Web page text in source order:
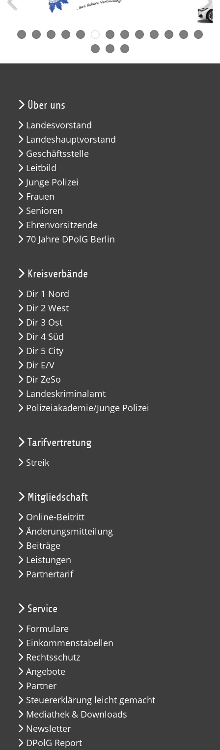
Über uns
Landesvorstand
Landeshauptvorstand
Geschäftsstelle
Leitbild
Junge Polizei
Frauen
Senioren
Ehrenvorsitzende
70 Jahre DPolG Berlin
Kreisverbände
Dir 1 Nord
Dir 2 West
Dir 3 Ost
Dir 4 Süd
Dir 5 City
Dir E/V
Dir ZeSo
Landeskriminalamt
Polizeiakademie/Junge Polizei
Tarifvertretung
Streik
Mitgliedschaft
Online-Beitritt
Änderungsmitteilung
Beiträge
Leistungen
Partnertarif
Service
Formulare
Einkommenstabellen
Rechtsschutz
Angebote
Partner
Steuererklärung leicht gemacht
Mediathek & Downloads
Newsletter
DPolG Report